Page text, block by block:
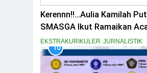
Kerennn!!…Aulia Kamilah
SMASGA Ikut Ramaikan
Nasional
EKSTRAKURIKULER JURNALISTIK
10